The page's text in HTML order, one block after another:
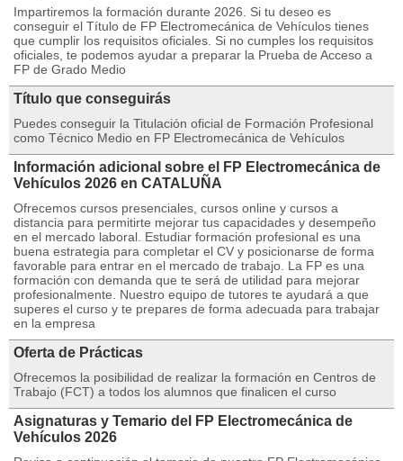
Impartiremos la formación durante 2026. Si tu deseo es
conseguir el Título de FP Electromecánica de Vehículos tienes
que cumplir los requisitos oficiales. Si no cumples los requisitos
oficiales, te podemos ayudar a preparar la Prueba de Acceso a
FP de Grado Medio
Título que conseguirás
Puedes conseguir la Titulación oficial de Formación Profesional
como Técnico Medio en FP Electromecánica de Vehículos
Información adicional sobre el FP Electromecánica de
Vehículos 2026 en CATALUÑA
Ofrecemos cursos presenciales, cursos online y cursos a
distancia para permitirte mejorar tus capacidades y desempeño
en el mercado laboral. Estudiar formación profesional es una
buena estrategia para completar el CV y posicionarse de forma
favorable para entrar en el mercado de trabajo. La FP es una
formación con demanda que te será de utilidad para mejorar
profesionalmente. Nuestro equipo de tutores te ayudará a que
superes el curso y te prepares de forma adecuada para trabajar
en la empresa
Oferta de Prácticas
Ofrecemos la posibilidad de realizar la formación en Centros de
Trabajo (FCT) a todos los alumnos que finalicen el curso
Asignaturas y Temario del FP Electromecánica de
Vehículos 2026